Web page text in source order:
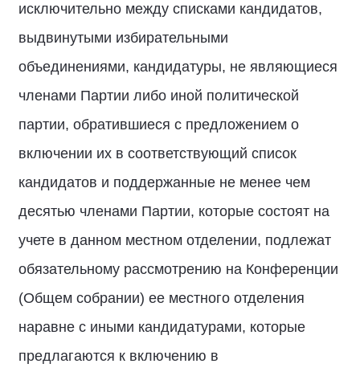
исключительно между списками кандидатов,
выдвинутыми избирательными
объединениями, кандидатуры, не являющиеся
членами Партии либо иной политической
партии, обратившиеся с предложением о
включении их в соответствующий список
кандидатов и поддержанные не менее чем
десятью членами Партии, которые состоят на
учете в данном местном отделении, подлежат
обязательному рассмотрению на Конференции
(Общем собрании) ее местного отделения
наравне с иными кандидатурами, которые
предлагаются к включению в